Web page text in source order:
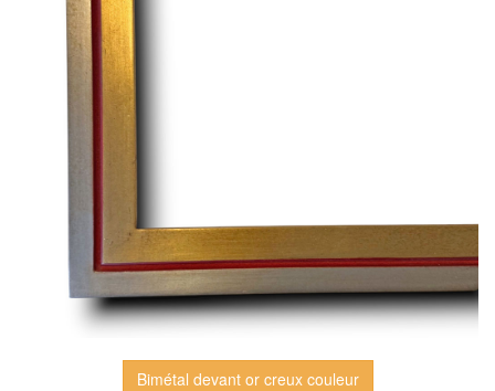
Bimétal devant or creux couleur